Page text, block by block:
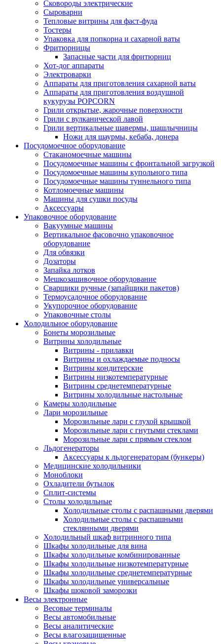
Сковороды электрические
Сыроварни
Тепловые витрины для фаст-фуда
Тостеры
Упаковка для попкорна и сахарной ваты
Фритюрницы
Запасные части для фритюрниц
Хот-дог аппараты
Электроварки
Аппараты для приготовления сахарной ваты
Аппараты для приготовления воздушной
кукурузы POPCORN
Грили открытые, жарочные поверхности
Грили с вулканической лавой
Грили вертикальные шавермы, шашлычницы
Ножи для шаурмы, кебаба, донера
Посудомоечное оборудование
Стаканомоечные машины
Посудомоечные машины с фронтальной загрузкой
Посудомоечные машины купольного типа
Посудомоечные машины туннельного типа
Котломоечные машины
Машины для сушки посуды
Аксессуары
Упаковочное оборудование
Вакуумные машины
Вертикальное фасовочно упаковочное
оборудование
Для обвязки
Дозаторы
Запайка лотков
Мешкозашивочное оборудование
Сварщики ручные (запайщики пакетов)
Термоусадочное оборудование
Укупорочное оборудование
Упаковочные столы
Холодильное оборудование
Бонеты морозильные
Витрины холодильные
Витрины - прилавки
Витрины и охлаждаемые подносы
Витрины кондитерские
Витрины низкотемпературные
Витрины среднетемпературные
Витрины холодильные настольные
Камеры холодильные
Лари морозильные
Морозильные лари с глухой крышкой
Морозильные лари с гнутыми стеклами
Морозильные лари с прямым стеклом
Льдогенераторы
Аксессуары к льдогенераторам (бункеры)
Медицинские холодильники
Моноблоки
Охладители бутылок
Сплит-системы
Столы холодильные
Холодильные столы с распашными дверями
Холодильные столы с распашными
стеклянными дверями
Холодильный шкаф витринного типа
Шкафы холодильные для вина
Шкафы холодильные комбинированные
Шкафы холодильные низкотемпературные
Шкафы холодильные среднетемпературные
Шкафы холодильные универсальные
Шкафы шоковой заморозки
Весы электронные
Весовые терминалы
Весы автомобильные
Весы аналитические
Весы влагозащищенные